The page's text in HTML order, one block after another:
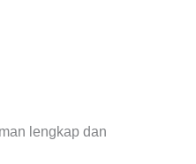
lengkap dan